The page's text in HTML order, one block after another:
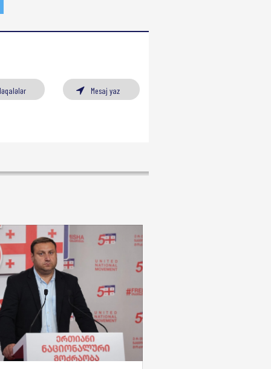
Mesaj yaz